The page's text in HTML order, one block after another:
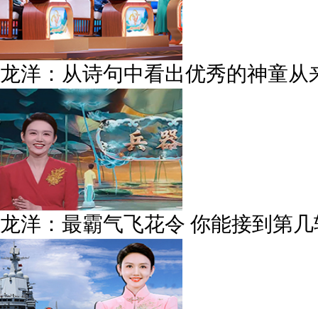
龙洋：从诗句中看出优秀的神童从
龙洋：最霸气飞花令 你能接到第